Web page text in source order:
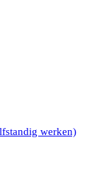
werken)